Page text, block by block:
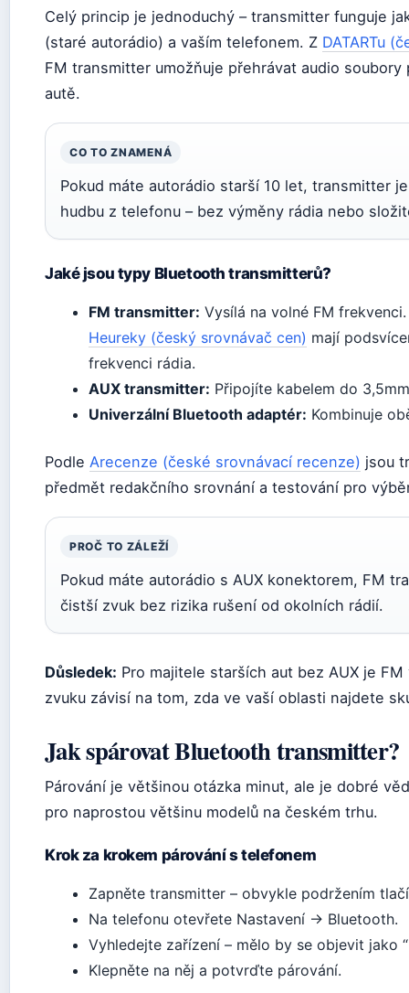
Celý princip je jednoduchý – transmitter funguje
(staré autorádio) a vaším telefonem. Z DATARTu
FM transmitter umožňuje přehrávat audio
autě.
CO TO ZNAMENÁ
Pokud máte autorádio starší 10 let, transmitter
hudbu z telefonu – bez výměny rádia nebo
Jaké jsou typy Bluetooth transmitterů?
FM transmitter: Vysílá na volné FM
Heureky (český srovnávač cen) mají
frekvenci rádia.
AUX transmitter: Připojíte kabelem do
Univerzální Bluetooth adaptér: Kombinuje
Podle Arecenze (české srovnávací recenze) jsou
předmět redakčního srovnání a testování pro
PROČ TO ZÁLEŽÍ
Pokud máte autorádio s AUX konektorem, FM
čistší zvuk bez rizika rušení od okolních rádií.
Důsledek: Pro majitele starších aut bez AUX je
zvuku závisí na tom, zda ve vaší oblasti najdete
Jak spárovat Bluetooth transmitter?
Párování je většinou otázka minut, ale je dobré
pro naprostou většinu modelů na českém trhu.
Krok za krokem párování s telefonem
Zapněte transmitter – obvykle podržením
Na telefonu otevřete Nastavení → Bluetooth.
Vyhledejte zařízení – mělo by se objevit jako
Klepněte na něj a potvrďte párování.